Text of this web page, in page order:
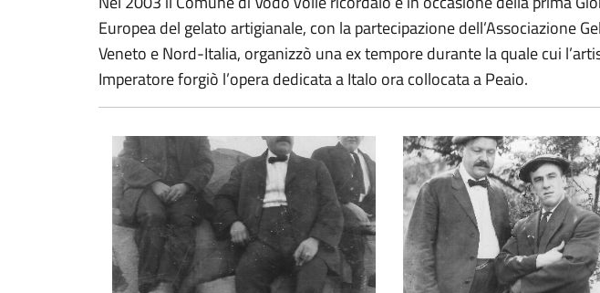
Europea del gelato artigianale, con la partecipazione dell’Associazione
Veneto e Nord-Italia, organizzò una ex tempore durante la quale cui
Imperatore forgiò l’opera dedicata a Italo ora collocata a Peaio.
Italo Marchioni 1910 Italo Marchioni 1910